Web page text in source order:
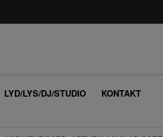
LYD/LYS/DJ/STUDIO KONTAKT